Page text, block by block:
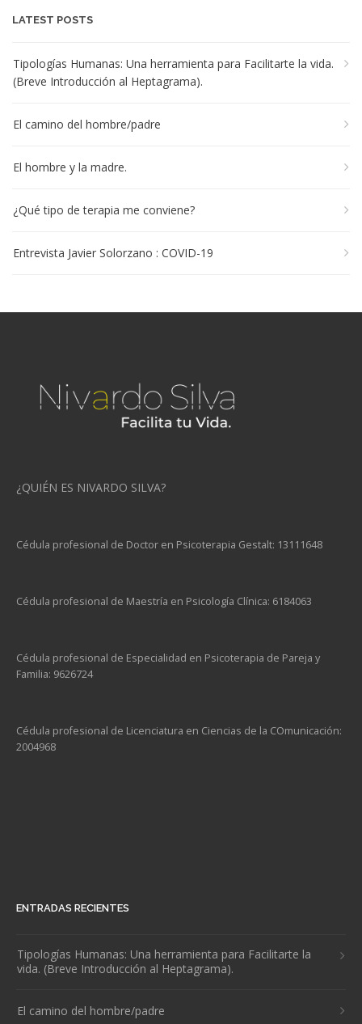
LATEST POSTS
Tipologías Humanas: Una herramienta para Facilitarte la vida.
(Breve Introducción al Heptagrama).
El camino del hombre/padre
El hombre y la madre.
¿Qué tipo de terapia me conviene?
Entrevista Javier Solorzano : COVID-19
¿QUIÉN ES NIVARDO SILVA?
Cédula profesional de Doctor en Psicoterapia Gestalt: 13111648
Cédula profesional de Maestría en Psicología Clínica: 6184063
Cédula profesional de Especialidad en Psicoterapia de Pareja y
Familia: 9626724
Cédula profesional de Licenciatura en Ciencias de la COmunicación:
2004968
ENTRADAS RECIENTES
Tipologías Humanas: Una herramienta para Facilitarte la
vida. (Breve Introducción al Heptagrama).
El camino del hombre/padre